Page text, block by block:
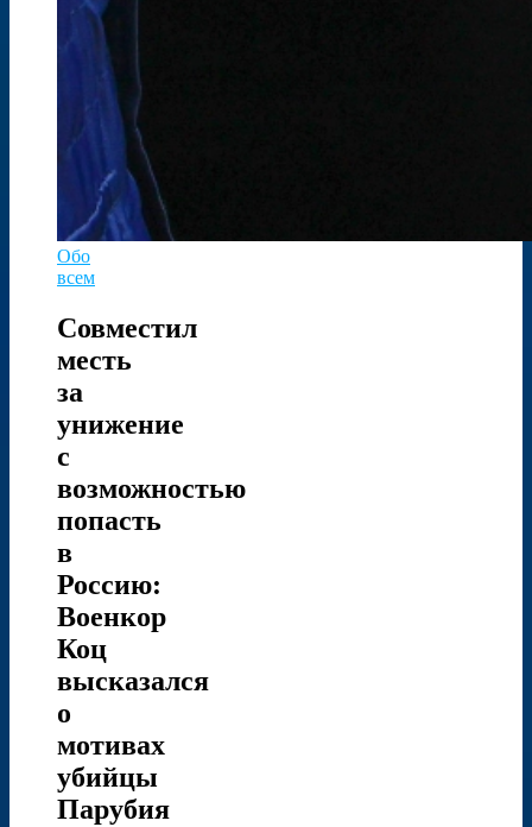
Обо
всем
Совместил
месть
за
унижение
с
возможностью
попасть
в
Россию:
Военкор
Коц
высказался
о
мотивах
убийцы
Парубия